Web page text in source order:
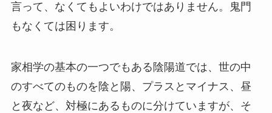
言って、なくてもよいわけではありません。鬼門
もなくては困ります。
家相学の基本の一つでもある陰陽道では、世の中
のすべてのものを陰と陽、プラスとマイナス、昼
と夜など、対極にあるものに分けていますが、そ